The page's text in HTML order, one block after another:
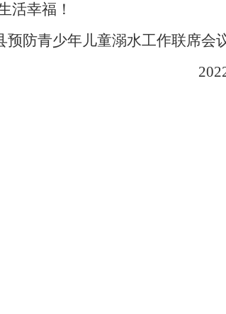
活幸福！
预防青少年儿童溺水工作联席会